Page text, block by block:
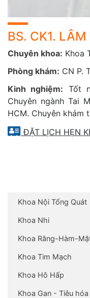
BS. CK1.
Chuyên khoa: Khoa
Phòng khám: CN P.
Kinh nghiệm: Tốt
Chuyên ngành Tai
HCM. Chuyên khám
ĐẶT LỊCH HẸN
Khoa Nội Tổng Quát
Khoa Nhi
Khoa Răng-Hàm-
Khoa Tim Mạch
Khoa Hô Hấp
Khoa Gan - Tiêu hóa